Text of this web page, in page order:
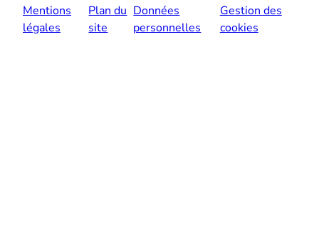
Mentions
légales
Plan du
site
Données
personnelles
Gestion des
cookies